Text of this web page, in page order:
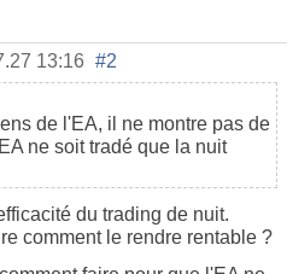
13:16 #2
de l'EA, il ne montre pas de
ne soit tradé que la nuit
du trading de nuit.
comment le rendre rentable ?